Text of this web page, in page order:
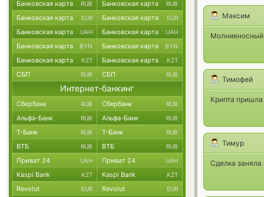
Максим
Тимофей
Крипта
Тимур
Сделка заняла
Банковская карта RUB Банковская карта RUB
Банковская карта EUR Банковская карта EUR
Банковская карта UAH Банковская карта UAH
Банковская карта BYN Банковская карта BYN
Банковская карта KZT Банковская карта KZT
СБП RUB СБП RUB
Интернет-банкинг
Сбербанк RUB Сбербанк RUB
Альфа-Банк RUB Альфа-Банк RUB
Т-Банк RUB Т-Банк RUB
ВТБ RUB ВТБ RUB
Приват 24 UAH Приват 24 UAH
Kaspi Bank KZT Kaspi Bank KZT
Revolut EUR Revolut EUR